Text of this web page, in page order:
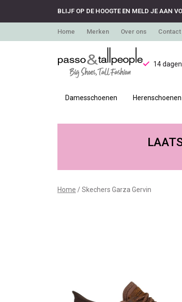
BLIJF OP DE HOOGTE EN MELD JE AAN
Home Merken Over ons Contact
14
Damesschoenen Herenschoenen
Skechers
Gervin
Home Skechers Garza Gervin